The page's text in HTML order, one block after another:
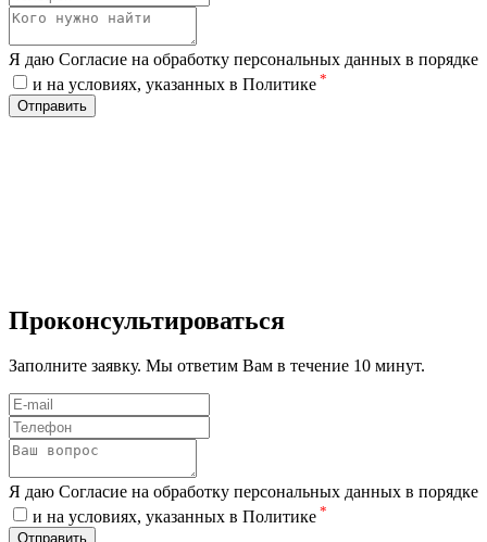
Я даю Согласие на обработку персональных данных в порядке
и на условиях, указанных в Политике *
Отправить
Проконсультироваться
Заполните заявку. Мы ответим Вам в течение 10 минут.
Я даю Согласие на обработку персональных данных в порядке
и на условиях, указанных в Политике *
Отправить